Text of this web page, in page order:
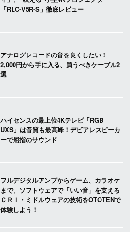
「RLC-V5R-S」徹底レビュー
アナログレコードの音を良くしたい！
2,000円から手に入る、買うべきケーブル2
選
ハイセンスの最上位4Kテレビ「RGB
UXS」は音質も最高峰！デビアレスピーカ
ーで屈指のサウンド
フルデジタルアンプからゲーム、カラオケ
まで。ソフトウェアで「いい音」を支える
ＣＲＩ・ミドルウェアの技術をOTOTENで
体験しよう！